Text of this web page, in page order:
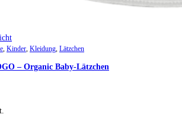
, Kinder, Kleidung, Lätzchen
– Organic Baby-Lätzchen